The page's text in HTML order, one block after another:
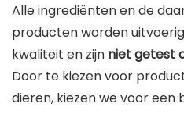
Alle ingrediënten en de
producten worden
kwaliteit en zijn niet getest
Door te kiezen voor
dieren, kiezen we voor